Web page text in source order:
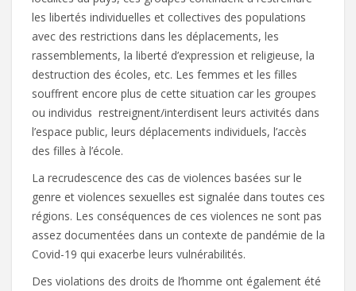
les libertés individuelles et collectives des populations
avec des restrictions dans les déplacements, les
rassemblements, la liberté d’expression et religieuse, la
destruction des écoles, etc. Les femmes et les filles
souffrent encore plus de cette situation car les groupes
ou individus restreignent/interdisent leurs activités dans
l’espace public, leurs déplacements individuels, l’accès
des filles à l’école.
La recrudescence des cas de violences basées sur le
genre et violences sexuelles est signalée dans toutes ces
régions. Les conséquences de ces violences ne sont pas
assez documentées dans un contexte de pandémie de la
Covid-19 qui exacerbe leurs vulnérabilités.
Des violations des droits de l’homme ont également été